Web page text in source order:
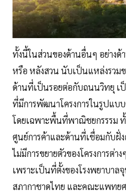
ทั้งนี้ในส่วนของด้านอื่นๆ อย่าง
หรือ หลังสวน นับเป็นแหล่งรวม
ด้านที่เป็นรอยต่อกับถนนวิทยุ
ที่มีการพัฒนาโครงการในรูปแบบ
โดยเฉพาะพื้นที่พาณิชยกรรรม ทั้
ศูนย์การค้าและด้านที่เชื่อมกับฝั่
ไม่มีการขยายตัวของโครงการต่
เพราะเป็นที่ตั้งของโรงพยาบาล
สภากาชาดไทย และคณะแพทย